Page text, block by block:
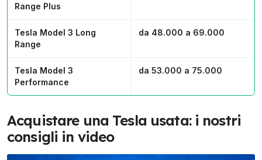
Range Plus
Tesla Model 3 Long
Range
da 48.000 a 69.000
Tesla Model 3
Performance
da 53.000 a 75.000
Acquistare una Tesla usata: i nostri
consigli in video